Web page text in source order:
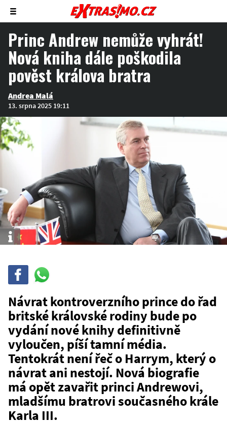
Zobrazit/skrýt
menu
Princ Andrew nemůže vyhrát!
Nová kniha dále poškodila
pověst králova bratra
Andrea Malá
13. srpna 2025 19:11
Info
Sdílej
WhatsAppu
Návrat kontroverzního prince do řad
britské královské rodiny bude po
vydání nové knihy definitivně
vyloučen, píší tamní média.
Tentokrát není řeč o Harrym, který o
návrat ani nestojí. Nová biografie
má opět zavařit princi Andrewovi,
mladšímu bratrovi současného krále
Karla III.